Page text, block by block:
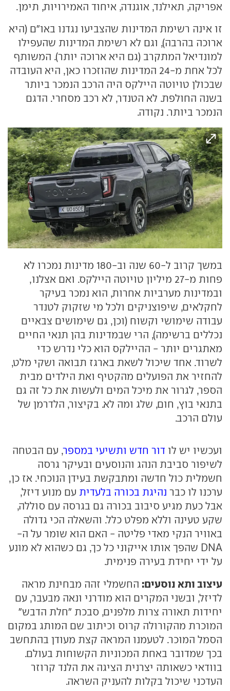
אפריקה, תאילנד, אוגנדה, איחוד האמירויות, תימן.
זו אינה רשימת המדינות שהצביעו נגדנו באו"ם (היא
ארוכה בהרבה), וגם לא רשימת המדינות שהעפילו
למונדיאל המתקרב (גם היא ארוכה יותר). המשותף
לכל אחת מ-24 המדינות שהוזכרו כאן, היא העובדה
שבכולן טויוטה היילקס היה הרכב הנמכר ביותר
בשנה החולפת. לא הטנדר, לא רכב מסחרי. הדגם
הנמכר ביותר. נקודה.
במשך קרוב ל-60 שנה וב-180 מדינות נמכרו לא
פחות מ-27 מיליון טויוטה היילקס. ואם אצלנו,
ובמדינות מערביות אחרות, הוא נמכר בעיקר
לחקלאים, שיפוצניקים ולכל מי שזקוק לטנדר
עבודה שימושי וקשוח (וכן, גם שימושים צבאיים
נכללים ברשימה), הרי שבמדינות בהן תנאי החיים
מאתגרים יותר - ההיילקס הוא כלי נדרש כדי
לשרוד. אחד שיכול לשאת בארגז תבואה ושקי מלט,
להחזיר את הפועלים מהקטיף ואת הילדים מבית
הספר, לגרור את מיכל המים ולעשות את כל זה גם
בתנאי בוץ, חום, שלג ומה לא. בקיצור, הלדרמן של
עולם הרכב.
ועכשיו יש לו דור חדש ותשיעי במספר, עם הבטחה
לשיפור סביבת הנהג והנוסעים ובעיקר גרסה
חשמלית כול חדשה ומתבקשת בעידן הנוכחי. אז כן,
ערכנו לו כבר נהיגת בכורה בלעדית עם מנוע דיזל,
אבל כעת מגיע סיבוב בכורה גם בגרסה עם סוללה,
שקע טעינה וללא מפלט כלל. והשאלה הכי גדולה
באוויר הנקי מאדי פליטה - האם הוא שומר על ה-
DNA שהפך אותו אייקוני כל כך, גם כשהוא לא מונע
על ידי יחידת בעירה פנימית.
עיצוב ותא נוסעים: החשמלי זהה מבחינת מראה
לדיזל, ובשני המקרים הוא מודרני ונאה מבעבר, עם
יחידות תאורה צרות מלפנים, סבכת "חלת הדבש"
המוכרת מהקורולה קרוס וכיתוב שם המותג במקום
הסמל המוכר. לטעמנו המראה קצת מעודן בהתחשב
בכך שמדובר באחת המכוניות הקשוחות בעולם.
בוודאי כשאותה יצרנית הציגה את הלנד קרוזר
העדכני שיכול בקלות להעניק השראה.